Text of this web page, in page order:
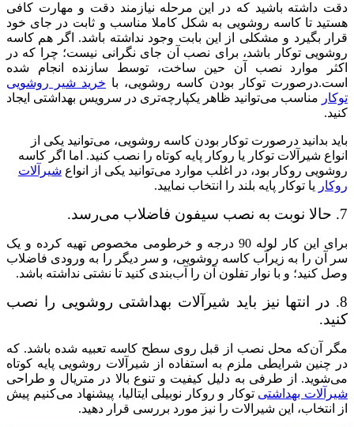
دقت داشته باشید که در این مرحله نیازمند دقت و مهارت کافی
هستید تا کاسه روشویی به شکل کاملا مناسب و ثابت در جای خود
قرار بگیرد و مشکلی از این بابت وجود نداشته باشد. اگر هم کاسه
روشویی توکار باشد، برای نصب آن جای نگرانی نیست؛ چرا که در
اکثر موارد نصب آن حین ساخت، توسط سازنده انجام شده
است.درصورت توکار بودن کاسه روشویی، با خرید شیر روشویی
توکار مناسب می‌توانید ظاهر یکپارچه‌تری در سرویس بهداشتی ایجاد
کنید.
باید بدانید درصورت توکار بودن کاسه روشویی، می‌توانید یکی از
انواع شیرآلات توکار یا روکار پایه کوتاه را نصب کنید. اما اگر کاسه
روشویی روکار بود، در اغلب موارد می‌توانید یکی از انواع شیرآلات
روکار یا توکار پایه بلند را انتخاب نمایید.
7. حالا نوبت به نصب سیفون فاضلاب می‌رسد.
برای این کار لوله 90 درجه و خرطومی مخصوص تهیه کرده و یک
سر آن را به زیرآب کاسه روشویی، و سر دیگر را به ورودی فاضلاب
وصل کنید؛ و با نوار تفلون آن را آب‌بندی کنید تا نشتی نداشته باشد.
8. در انتها نیز باید شیرآلات بهداشتی روشویی را نصب
کنید.
مگر آن‌که محل نصب از قبل روی سطح کاسه تعبیه شده باشد. که
در چنین شرایطی ملزم به استفاده از شیرآلات روشویی پایه کوتاه
می‌شوید. از طرفی به دلیل کیفیت و تنوع بالا در متریال و طراحی
شیرآلات بهداشتی توکار و روکار نوبیلی ایتالیا، پیشنهاد می‌کنیم پیش
از انتخاب، این شیرالات را نیز مورد بررسی قرار دهید.